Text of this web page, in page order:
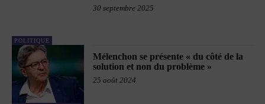
POLITIQUE
30 septembre 2025
Mélenchon se présente « du côté de la
solution et non du problème »
25 août 2024